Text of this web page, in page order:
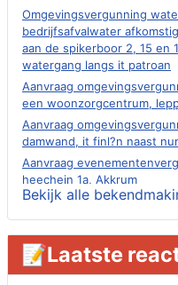
Omgevingsvergunning
bedrijfsafvalwater
aan de spikerboor 2, 15 en
watergang langs it patroan
Aanvraag
een woonzorgcentrum,
Aanvraag
damwand, it finl?n naast
Aanvraag
heechein 1a, Akkrum
Verlening
ruimte 02-10 t/m 02-11-
Aanvraag
ruimte 02-10 t/m 02-11-
Verlenging beslistermijn
Bekijk alle
📝Laatste